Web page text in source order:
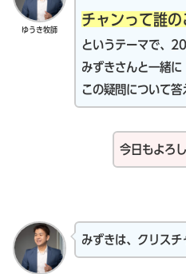
ゆうき牧師
チャンって誰の
というテーマで、
みずきさんと一緒に
この疑問について答
今日もよろ
みずきは、クリスチ